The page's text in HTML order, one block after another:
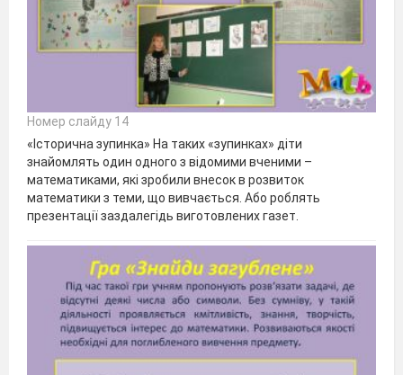
Номер слайду 14
«Історична зупинка» На таких «зупинках» діти
знайомлять один одного з відомими вченими –
математиками, які зробили внесок в розвиток
математики з теми, що вивчається. Або роблять
презентації заздалегідь виготовлених газет.